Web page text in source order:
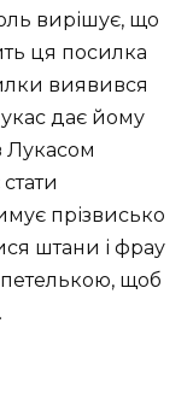
вирішує, що
ця посилка
виявився
дає йому
Лукасом
прізвисько
штани і фрау
щоб